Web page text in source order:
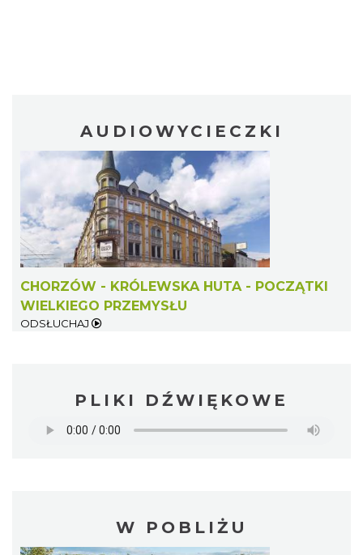
AUDIOWYCIECZKI
CHORZÓW - KRÓLEWSKA HUTA - POCZĄTKI
WIELKIEGO PRZEMYSŁU
ODSŁUCHAJ
PLIKI DŹWIĘKOWE
W POBLIŻU